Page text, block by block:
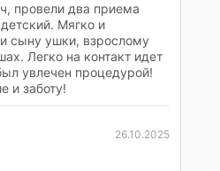
провели два приема
Мягко и
сыну ушки, взрослому
Легко на контакт идет
увлечен процедурой!
и заботу!
26.10.2025